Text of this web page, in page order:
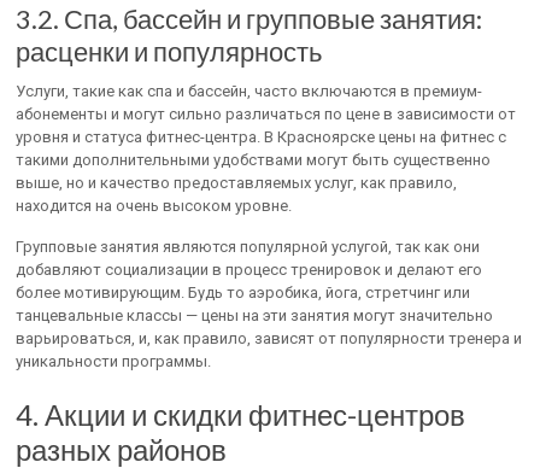
3.2. Спа, бассейн и групповые занятия:
расценки и популярность
Услуги, такие как спа и бассейн, часто включаются в премиум-
абонементы и могут сильно различаться по цене в зависимости от
уровня и статуса фитнес-центра. В Красноярске цены на фитнес с
такими дополнительными удобствами могут быть существенно
выше, но и качество предоставляемых услуг, как правило,
находится на очень высоком уровне.
Групповые занятия являются популярной услугой, так как они
добавляют социализации в процесс тренировок и делают его
более мотивирующим. Будь то аэробика, йога, стретчинг или
танцевальные классы — цены на эти занятия могут значительно
варьироваться, и, как правило, зависят от популярности тренера и
уникальности программы.
4. Акции и скидки фитнес-центров
разных районов